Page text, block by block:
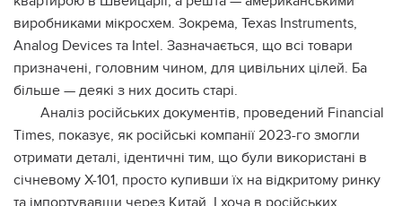
виробниками мікросхем. Зокрема, Texas Instruments,
Analog Devices та Intel. Зазначається, що всі товари
призначені, головним чином, для цивільних цілей. Ба
більше — деякі з них досить старі.
Аналіз російських документів, проведений Financial
Times, показує, як російські компанії 2023-го змогли
отримати деталі, ідентичні тим, що були використані в
січневому Х-101, просто купивши їх на відкритому ринку
та імпортувавши через Китай. І хоча в російських